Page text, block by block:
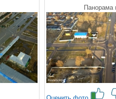
Панорама